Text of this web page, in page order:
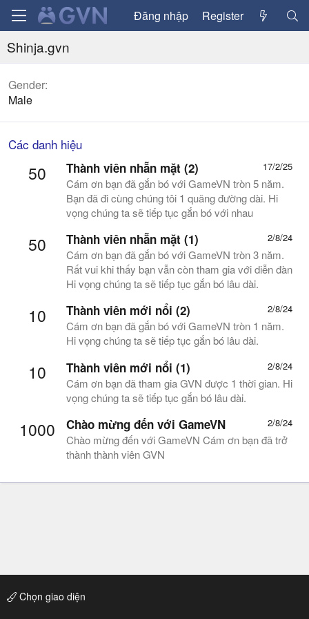
Đăng nhập Register
Shinja.gvn
Gender
Male
Các danh hiệu
50 17/2/25
Thành viên nhẵn mặt (2)
Cám ơn bạn đã gắn bó với GameVN tròn 5 năm.
Bạn đã đi cùng chúng tôi 1 quãng đường dài. Hi
vọng chúng ta sẽ tiếp tục gắn bó với nhau
50 2/8/24
Thành viên nhẵn mặt (1)
Cám ơn bạn đã gắn bó với GameVN tròn 3 năm.
Rất vui khi thấy bạn vẫn còn tham gia với diễn đàn
Hi vọng chúng ta sẽ tiếp tục gắn bó lâu dài.
10 2/8/24
Thành viên mới nổi (2)
Cám ơn bạn đã gắn bó với GameVN tròn 1 năm.
Hi vọng chúng ta sẽ tiếp tục gắn bó lâu dài.
10 2/8/24
Thành viên mới nổi (1)
Cám ơn bạn đã tham gia GVN được 1 thời gian. Hi
vọng chúng ta sẽ tiếp tục gắn bó lâu dài.
1000 2/8/24
Chào mừng đến với GameVN
Chào mừng đến với GameVN Cám ơn bạn đã trở
thành thành viên GVN
Chọn giao diện